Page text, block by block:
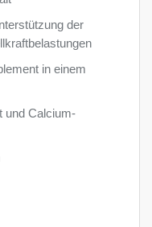
der
in einem
und Calcium-